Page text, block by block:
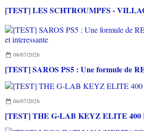
08/07/2026
06/07/2026
[TEST] THE G-LAB KEYZ ELITE 400